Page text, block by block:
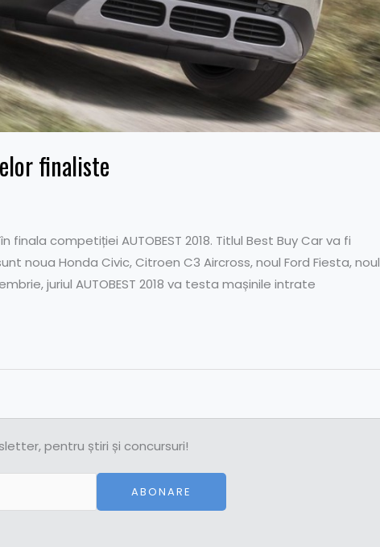
finaliste
competiției AUTOBEST 2018. Titlul Best Buy Car va fi
noua Honda Civic, Citroen C3 Aircross, noul Ford Fiesta, noul
juriul AUTOBEST 2018 va testa mașinile intrate
pentru știri și concursuri!
ABONARE